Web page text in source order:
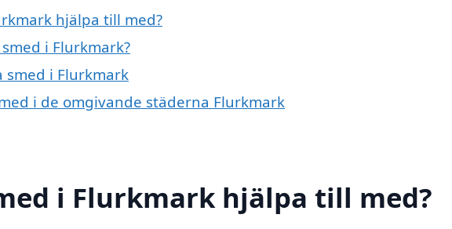
hjälpa till med?
i Flurkmark?
smed i Flurkmark
i de omgivande städerna Flurkmark
i Flurkmark hjälpa till med?